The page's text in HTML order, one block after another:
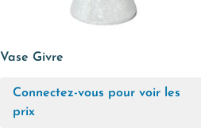
Vase Givre
Connectez-vous pour voir les
prix